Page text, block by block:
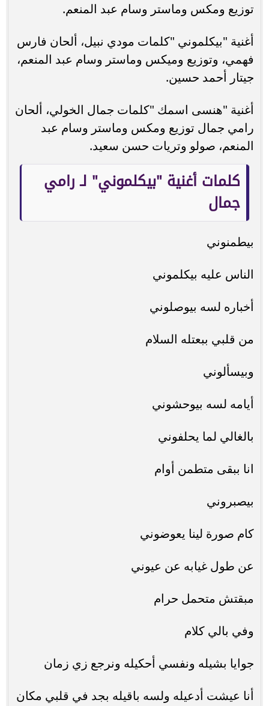
توزيع ومكس وماستر وسام عبد المنعم.
أغنية "بيكلموني "كلمات مودي نبيل، ألحان فارس
فهمي، وتوزيع وميكس وماستر وسام عبد المنعم،
جيتار أحمد حسين.
أغنية "هنسى اسمك "كلمات جمال الخولي، ألحان
رامي جمال توزيع ومكس وماستر وسام عبد
المنعم، صولو وتريات حسن سعيد.
كلمات أغنية "بيكلموني" لـ رامي
جمال
بيطمنوني
الناس عليه بيكلموني
أخباره لسه بيوصلوني
من قلبي ببعتله السلام
وبيسألوني
أيامه لسه بيوحشوني
بالغالي لما يحلفوني
انا ببقى متطمن أوام
بيصبروني
كام صورة لينا يعوضوني
عن طول غيابه عن عيوني
مبقتش متحمل حرام
وفي بالي كلام
جوايا بشيله ونفسي أحكيله ونرجع زي زمان
أنا عيشت أدعيله ولسه باقيله بجد في قلبي مكان